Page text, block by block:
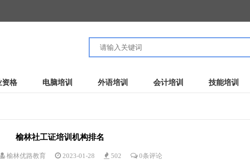
资格 电脑培训 外语培训 会计培训 技能培训
榆林社工证培训机构排名
榆林优路教育 2023-01-28 502 0条评论